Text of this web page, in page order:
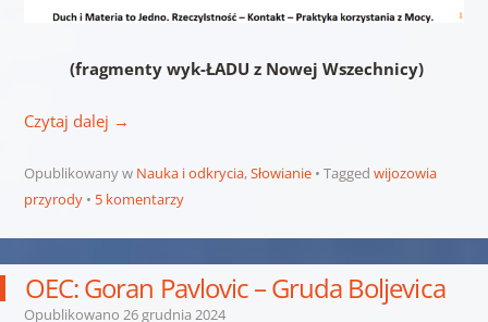
(fragmenty wyk-ŁADU z Nowej Wszechnicy)
Czytaj dalej →
Opublikowany w Nauka i odkrycia,Słowianie Tagged wijozowia
przyrody
5 komentarzy
OEC: Goran Pavlovic – Gruda Boljevica
Opublikowano 26 grudnia 2024